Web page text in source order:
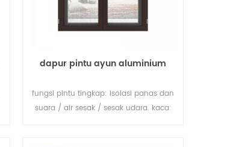
dapur pintu ayun aluminium
fungsi pintu tingkap: isolasi panas dan
suara / air sesak / sesak udara. kaca: